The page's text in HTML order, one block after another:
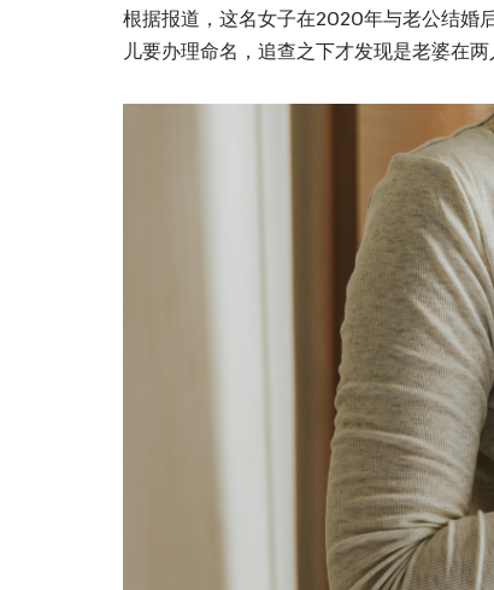
根据报道，这名女子在2020年与老公结婚
儿要办理命名，追查之下才发现是老婆在两